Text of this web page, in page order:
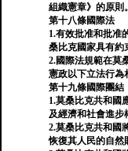
組織憲章》的原則。
第十八條國際法
1.有效批准和批准
桑比克國家具有約
2.國際法規範在莫
憲政以下立法行為
第十九條國際團結
1.莫桑比克共和國
及經濟和社會進步
2.莫桑比克共和國
恢復其人民的自然